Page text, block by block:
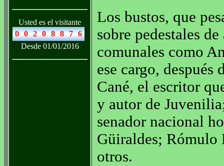
Usted es el visitante
Desde 01/01/2016
Los bustos, que
sobre pedestales
comunales como
ese cargo,
Cané, el escritor
y autor de
senador nacional
Güiraldes; Rómulo
otros.